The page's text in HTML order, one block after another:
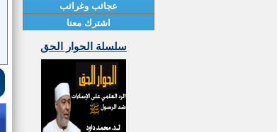
عجائب وغرائب
اشترك معنا
سلسلة الحوار الحق